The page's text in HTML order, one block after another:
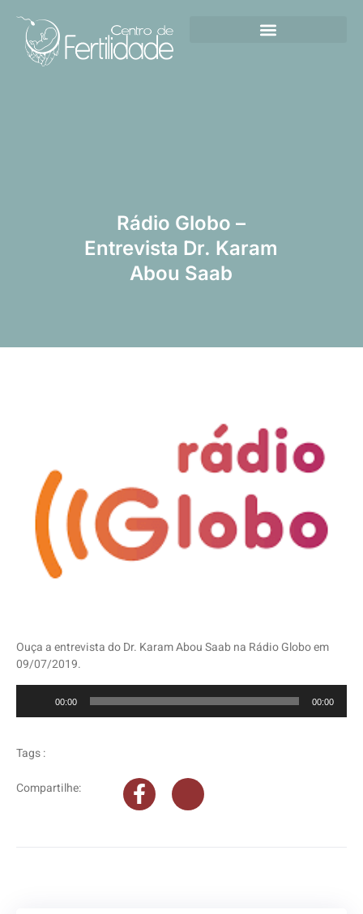
Rádio Globo –
Entrevista Dr. Karam
Abou Saab
Ouça a entrevista do Dr. Karam Abou Saab na Rádio Globo em
09/07/2019.
00:00 00:00
Tags :
Compartilhe: